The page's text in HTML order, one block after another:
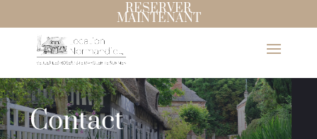
RESERVER
MAINTENANT
Contact